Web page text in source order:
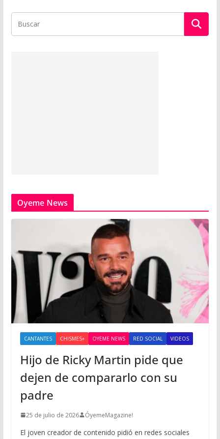
Oyeme News
CANTANTES CHISMES+ OYEME NEWS RED SOCIAL VIDEOS
Hijo de Ricky Martin pide que
dejen de compararlo con su
padre
25 de julio de 2026 ÓyemeMagazine!
El joven creador de contenido pidió en redes sociales